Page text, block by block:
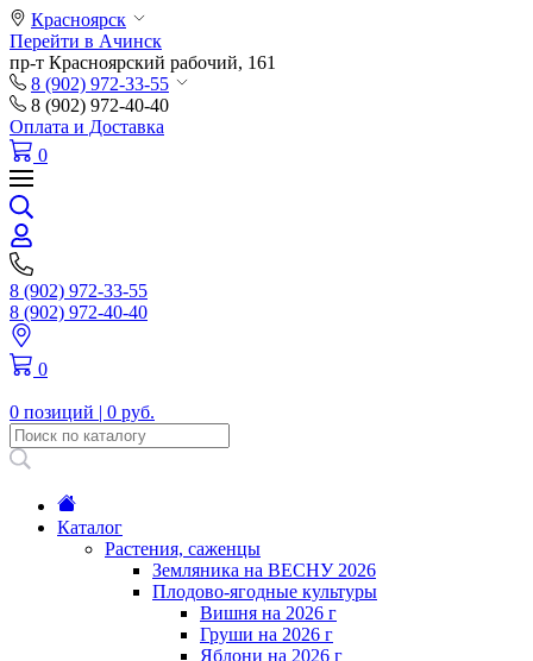
Красноярск
Перейти в Ачинск
пр-т Красноярский рабочий, 161
8 (902) 972-33-55
8 (902) 972-40-40
Оплата и Доставка
0
8 (902) 972-33-55
8 (902) 972-40-40
0
0 позиций | 0 руб.
Каталог
Растения, саженцы
Земляника на ВЕСНУ 2026
Плодово-ягодные культуры
Вишня на 2026 г
Груши на 2026 г
Яблони на 2026 г